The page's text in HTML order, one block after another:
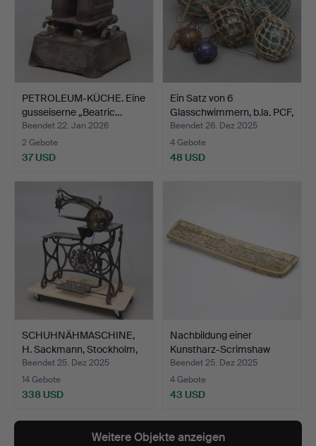
PETROLEUM-KÜCHE. Eine
gusseiserne „Beatric…
Beendet 22. Jan 2026
2 Gebote
37 USD
Ein Satz von 6
Glasschwimmern, b.la. PCF,
…
Beendet 26. Dez 2025
4 Gebote
48 USD
SCHUHNÄHMASCHINE,
H. Sackmann, Stockholm,
…
Beendet 25. Dez 2025
14 Gebote
338 USD
Nachbildung einer
Kunstharz-Scrimshaw
„Wha…
Beendet 25. Dez 2025
4 Gebote
43 USD
Weitere Objekte anzeigen